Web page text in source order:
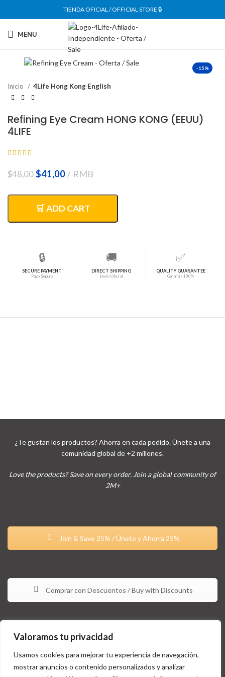
Valoramos tu privacidad
Usamos cookies para mejorar tu experiencia de navegación,
mostrar anuncios o contenido personalizados y analizar
TIENDA OFICIAL / OFFICIAL STORE 🔒
MENU
-15%
Inicio 4Life Hong Kong English
Refining Eye Cream HONG KONG (EEUU)
4LIFE
$48,00 El
original
era:
$48,00.
$41,00El
actual
es:
$41,00.
RMB
🛒 ADD CART
🔒
SECURE PAYMENT
Pago Seguro
🚚
DIRECT SHIPPING
Envío Oficial
✅
QUALITY GUARANTEE
Garantía 100%
¿Te gustan los productos? Ahorra en cada pedido. Únete a una
comunidad global de +2 millones.
Love the products? Save on every order. Join a global community of
2M+
Join & Save 25% / Únete y Ahorra 25%
Comprar con Descuentos / Buy with Discounts